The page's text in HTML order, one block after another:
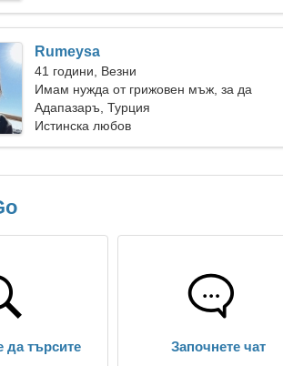
Rumeysa
41 години, Везни
Имам нужда от грижовен мъж, за да
пътувам
Адапазаръ, Турция
Истинска любов
да търсите Започнете чат